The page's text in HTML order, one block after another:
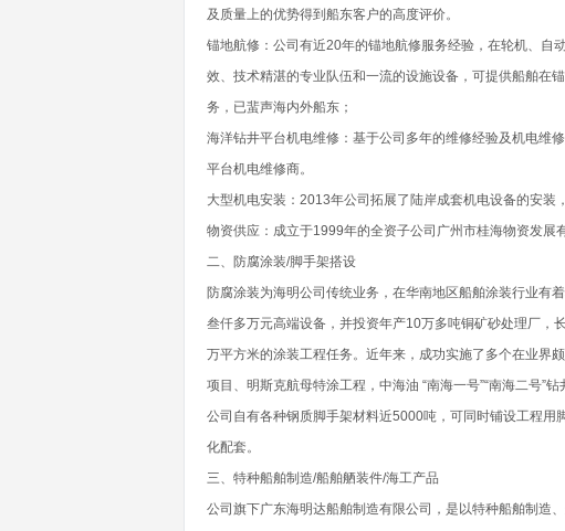
及质量上的优势得到船东客户的高度评价。
锚地航修：公司有近20年的锚地航修服务经验，在轮机、自
效、技术精湛的专业队伍和一流的设施设备，可提供船舶在
务，已蜚声海内外船东；
海洋钻井平台机电维修：基于公司多年的维修经验及机电维
平台机电维修商。
大型机电安装：2013年公司拓展了陆岸成套机电设备的安装
物资供应：成立于1999年的全资子公司广州市桂海物资发展
二、防腐涂装/脚手架搭设
防腐涂装为海明公司传统业务，在华南地区船舶涂装行业有
叁仟多万元高端设备，并投资年产10万多吨铜矿砂处理厂
万平方米的涂装工程任务。近年来，成功实施了多个在业界
项目、明斯克航母特涂工程，中海油 “南海一号”“南海二号”
公司自有各种钢质脚手架材料近5000吨，可同时铺设工程
化配套。
三、特种船舶制造/船舶舾装件/海工产品
公司旗下广东海明达船舶制造有限公司，是以特种船舶制造